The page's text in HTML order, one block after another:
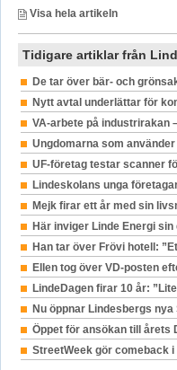
Visa hela artikeln
Tidigare artiklar från
De tar över bär- och
Nytt avtal underlättar för
VA-arbete på industrirakan
Ungdomarna som
UF-företag testar scanner
Lindeskolans unga
Mejk firar ett år med sin
Här inviger Linde Energi
Han tar över Frövi hotell:
Ellen tog över VD-posten
LindeDagen firar 10 år:
Nu öppnar Lindesbergs
Öppet för ansökan till årets
StreetWeek gör comeback